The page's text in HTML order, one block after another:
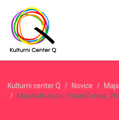
Kulturni center Q Novice